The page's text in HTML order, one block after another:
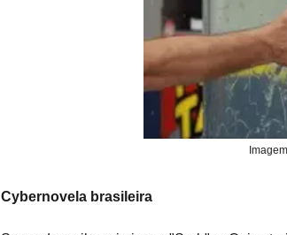
Cybernovela brasileira